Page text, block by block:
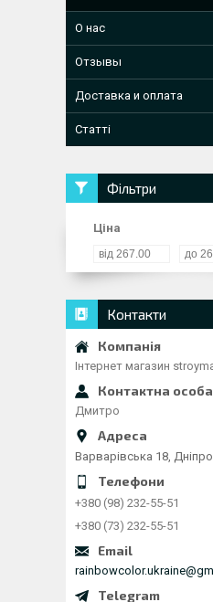
О нас
Отзывы
Доставка и оплата
Статті
Фільтри
Ціна
Контакти
Інтернет магазин
Дмитро
Варварівська 18,
+380 (98) 232-55-51
+380 (73) 232-55-51